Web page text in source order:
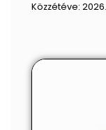
Közzétéve: